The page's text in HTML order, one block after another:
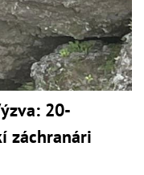
20-
záchranári